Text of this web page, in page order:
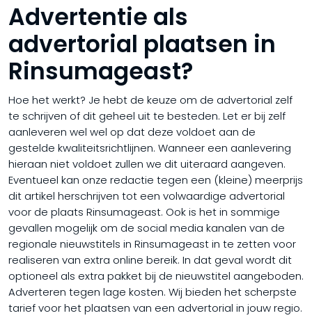
Advertentie als
advertorial plaatsen in
Rinsumageast?
Hoe het werkt? Je hebt de keuze om de advertorial zelf
te schrijven of dit geheel uit te besteden. Let er bij zelf
aanleveren wel wel op dat deze voldoet aan de
gestelde kwaliteitsrichtlijnen. Wanneer een aanlevering
hieraan niet voldoet zullen we dit uiteraard aangeven.
Eventueel kan onze redactie tegen een (kleine) meerprijs
dit artikel herschrijven tot een volwaardige advertorial
voor de plaats Rinsumageast. Ook is het in sommige
gevallen mogelijk om de social media kanalen van de
regionale nieuwstitels in Rinsumageast in te zetten voor
realiseren van extra online bereik. In dat geval wordt dit
optioneel als extra pakket bij de nieuwstitel aangeboden.
Adverteren tegen lage kosten. Wij bieden het scherpste
tarief voor het plaatsen van een advertorial in jouw regio.